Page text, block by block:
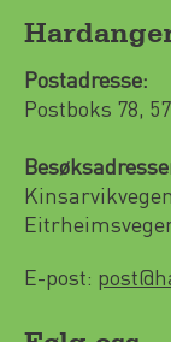
Postadresse:
Postboks 78,
E-post: